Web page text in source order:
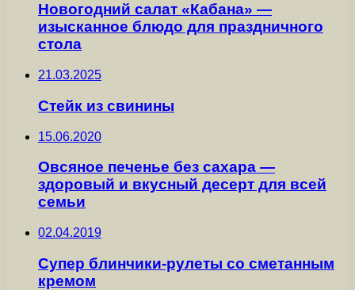
Новогодний салат «Кабана» —
изысканное блюдо для праздничного
стола
21.03.2025
Стейк из свинины
15.06.2020
Овсяное печенье без сахара —
здоровый и вкусный десерт для всей
семьи
02.04.2019
Супер блинчики-рулеты со сметанным
кремом